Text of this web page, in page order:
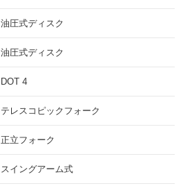
油圧式ディスク
油圧式ディスク
DOT 4
テレスコピックフォーク
正立フォーク
スイングアーム式